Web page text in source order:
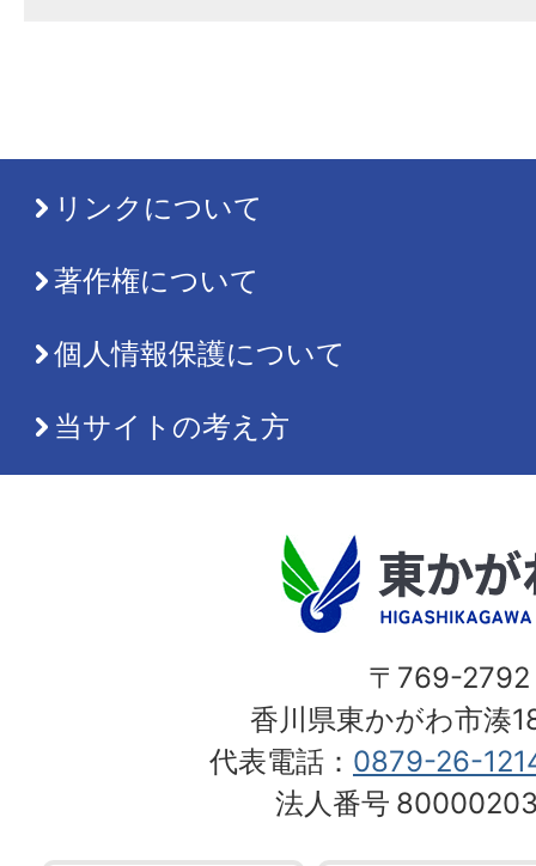
リンクについて
著作権について
個人情報保護について
当サイトの考え方
〒769-2792
香川県東かがわ市湊
代表電話： 0879-26-
法人番号